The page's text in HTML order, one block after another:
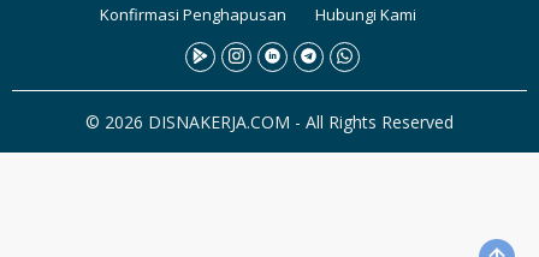
Konfirmasi Penghapusan
Hubungi Kami
© 2026 DISNAKERJA.COM - All Rights Reserved